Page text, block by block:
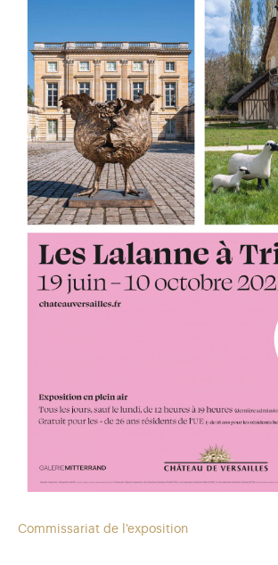
Commissariat de l'exposition